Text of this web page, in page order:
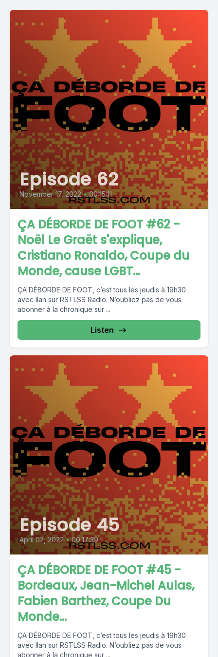
Episode 62
November 17, 2022 • 00:15:11
ÇA DÉBORDE DE FOOT #62 -
Noël Le Graët s'explique,
Cristiano Ronaldo, Coupe du
Monde, cause LGBT...
ÇA DÉBORDE DE FOOT, c’est tous les jeudis à 19h30
avec Ilan sur RSTLSS Radio. N’oubliez pas de vous
abonner à la chronique sur ...
Listen
Episode 45
April 02, 2022 • 00:17:39
ÇA DÉBORDE DE FOOT #45 -
Bordeaux, Jean-Michel Aulas,
Fabien Barthez, Coupe Du
Monde...
ÇA DÉBORDE DE FOOT, c’est tous les jeudis à 19h30
avec Ilan sur RSTLSS Radio. N’oubliez pas de vous
abonner à la chronique sur ...